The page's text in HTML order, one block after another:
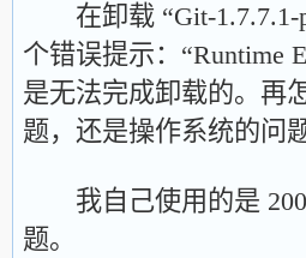
在卸载 “Git-1.7.7.1-
个错误提示：“Runtime
是无法完成卸载的。再
题，还是操作系统的问题
我自己使用的是 2003
题。